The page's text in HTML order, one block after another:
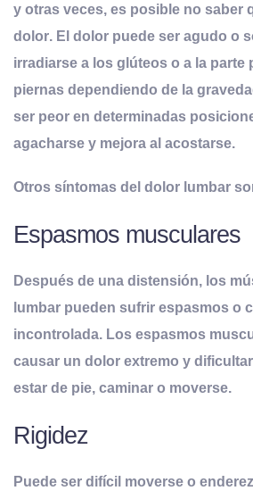
y otras veces, es posible no saber
dolor. El dolor puede ser agudo o
irradiarse a los glúteos o a la parte
piernas dependiendo de la
ser peor en determinadas
agacharse y mejora al acostarse.
Otros síntomas del dolor lumbar
Espasmos musculares
Después de una distensión, los
lumbar pueden sufrir espasmos o
incontrolada. Los espasmos
causar un dolor extremo y
estar de pie, caminar o moverse.
Rigidez
Puede ser difícil moverse o